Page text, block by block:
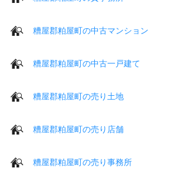
糟屋郡粕屋町の中古マンション
糟屋郡粕屋町の中古一戸建て
糟屋郡粕屋町の売り土地
糟屋郡粕屋町の売り店舗
糟屋郡粕屋町の売り事務所